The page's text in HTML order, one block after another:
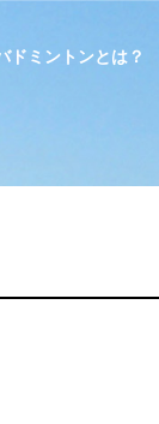
ドミントンとは？